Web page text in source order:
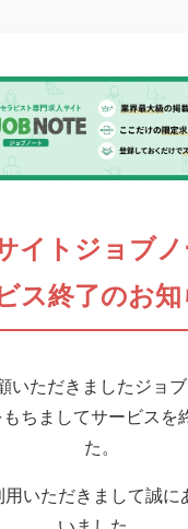
イトジョブ
ス終了のお
いただきましたジョ
ちましてサービスを
た。
用いただきまして誠に